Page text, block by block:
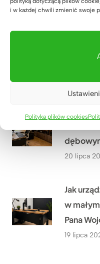
i w każdej chwili zmienić swoje
Polityka plików cookies
Jakie
PGE w
20 lipca
Jak
w
Pana
19 lipca